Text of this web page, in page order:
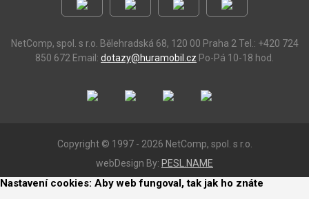
NetComp, spol. s r.o. Bělehradská 68, 120 00 Praha 2 Tel.: +420 724
850 672 Email: dotazy@huramobil.cz Po-Pá 10-18 hod.
Copyright © 1997 - 2026 NetComp, spol. s r.o.
webDesign By: PESL.NAME
Nastavení cookies: Aby web fungoval, tak jak ho znáte